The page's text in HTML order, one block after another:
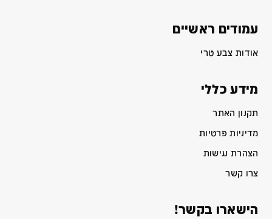
עמודים ראשיים
אודות צבע טרי
מידע כללי
תקנון האתר
מדיניות פרטיות
הצהרת נגישות
צרו קשר
הישארו בקשר!